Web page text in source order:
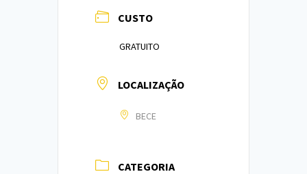
CUSTO
GRATUITO
LOCALIZAÇÃO
BECE
CATEGORIA